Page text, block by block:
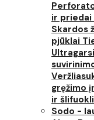
ir priedai
Skardos
pjūklai
gręžimo
ir
Sodo -